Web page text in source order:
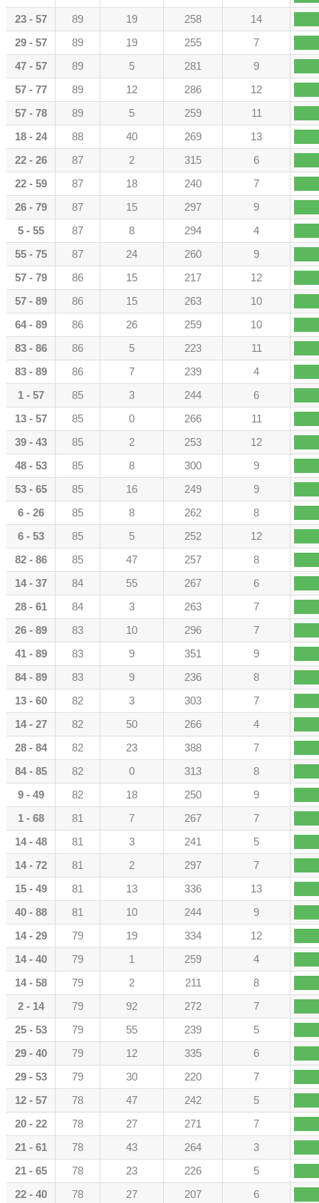
23 - 57
89 19 258
14
29 - 57
89 19 255
7
47 - 57
89 5 281
9
57 - 77
89 12 286
12
57 - 78
89 5 259
11
18 - 24
88 40 269
13
22 - 26
87 2 315
6
22 - 59
87 18 240
7
26 - 79
87 15 297
9
5 - 55
87 8 294
4
55 - 75
87 24 260
9
57 - 79
86 15 217
12
57 - 89
86 15 263
10
64 - 89
86 26 259
10
83 - 86
86 5 223
11
83 - 89
86 7 239
4
1 - 57
85 3 244
6
13 - 57
85 0 266
11
39 - 43
85 2 253
12
48 - 53
85 8 300
9
53 - 65
85 16 249
9
6 - 26
85 8 262
8
6 - 53
85 5 252
12
82 - 86
85 47 257
8
14 - 37
84 55 267
6
28 - 61
84 3 263
7
26 - 89
83 10 296
7
41 - 89
83 9 351
9
84 - 89
83 9 236
8
13 - 60
82 3 303
7
14 - 27
82 50 266
4
28 - 84
82 23 388
7
84 - 85
82 0 313
8
9 - 49
82 18 250
9
1 - 68
81 7 267
7
14 - 48
81 3 241
5
14 - 72
81 2 297
7
15 - 49
81 13 336
13
40 - 88
81 10 244
9
14 - 29
79 19 334
12
14 - 40
79 1 259
4
14 - 58
79 2 211
8
2 - 14
79 92 272
7
25 - 53
79 55 239
5
29 - 40
79 12 335
6
29 - 53
79 30 220
7
12 - 57
78 47 242
5
20 - 22
78 27 271
7
21 - 61
78 43 264
3
21 - 65
78 23 226
5
22 - 40
78 27 207
6